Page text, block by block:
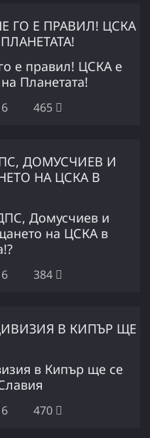
е правил! ЦСКА е
Планетата!
465
Домусчиев и
на ЦСКА в
384
в Кипър ще се
470